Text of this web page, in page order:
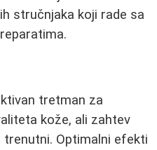
stručnjaka koji rade sa
tretman za
kože, ali zahtev
Optimalni efekti